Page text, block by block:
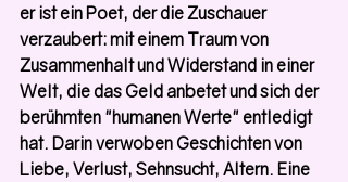
er ist ein Poet, der die Zuschauer
verzaubert: mit einem Traum von
Zusammenhalt und Widerstand in einer
Welt, die das Geld anbetet und sich der
berühmten "humanen Werte" entledigt
hat. Darin verwoben Geschichten von
Liebe, Verlust, Sehnsucht, Altern. Eine